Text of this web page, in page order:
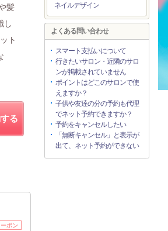
髪
し
ト
る
ポン
ネイルデザイン
よくある問い合わせ
スマート支払いについて
行きたいサロン・近隣のサロ
ンが掲載されていません
ポイントはどこのサロンで使
えますか？
子供や友達の分の予約も代理
でネット予約できますか？
予約をキャンセルしたい
「無断キャンセル」と表示が
出て、ネット予約ができない